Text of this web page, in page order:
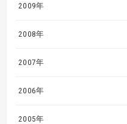
2009年
2008年
2007年
2006年
2005年